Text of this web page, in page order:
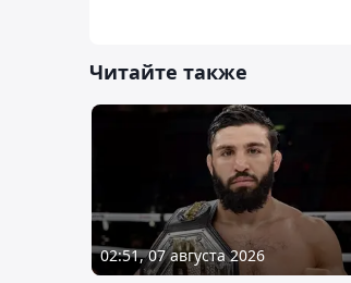
Читайте также
02:51, 07 августа 2026